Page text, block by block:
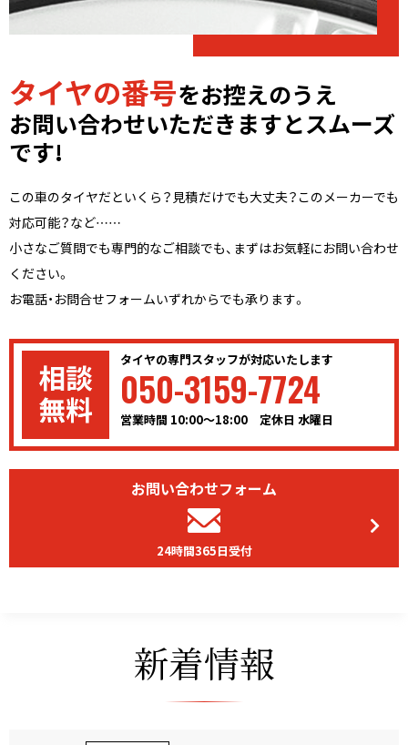
タイヤの番号をお控えのうえ
お問い合わせいただきますとスムーズ
です!
この車のタイヤだといくら？見積だけでも大丈夫？このメーカーでも
対応可能？など……
小さなご質問でも専門的なご相談でも、まずはお気軽にお問い合わせ
ください。
お電話・お問合せフォームいずれからでも承ります。
タイヤの専門スタッフが対応いたします
050-3159-7724
営業時間 10:00〜18:00 定休日 水曜日
お問い合わせフォーム
24時間365日受付
新着情報